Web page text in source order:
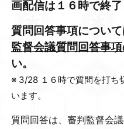
画配信は１６時で終了
質問回答事項について
監督会議質問回答事
い。
※ 3/28 １６時で質問を打ち
います。
質問回答は、審判監督会